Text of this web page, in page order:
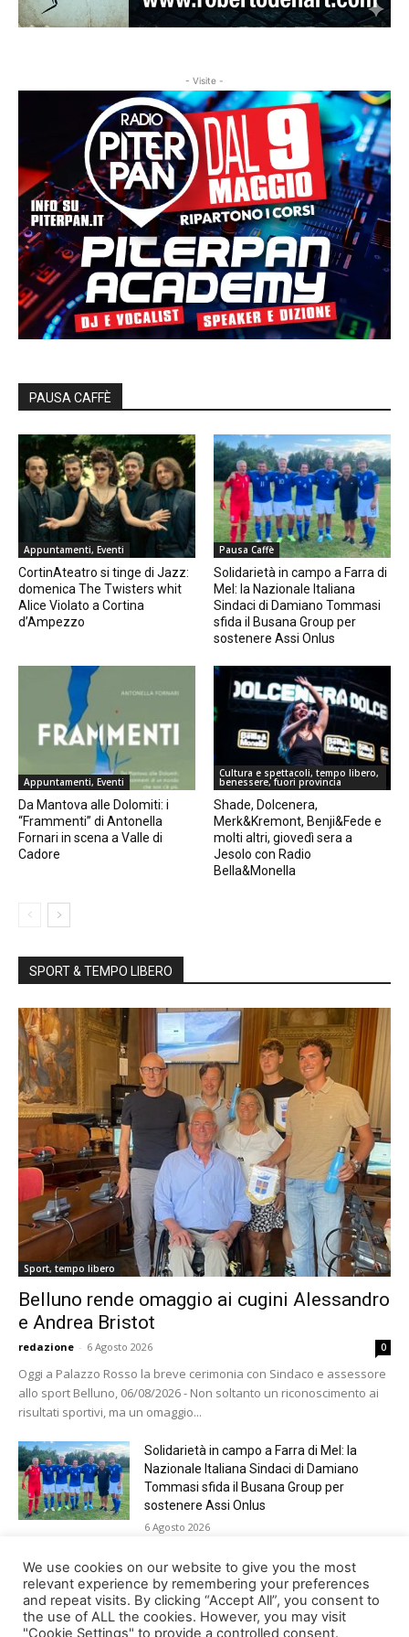
- Visite -
PAUSA CAFFÈ
Appuntamenti, Eventi
CortinAteatro si tinge di Jazz:
domenica The Twisters whit
Alice Violato a Cortina
d’Ampezzo
Pausa Caffè
Solidarietà in campo a Farra di
Mel: la Nazionale Italiana
Sindaci di Damiano Tommasi
sfida il Busana Group per
sostenere Assi Onlus
Appuntamenti, Eventi
Da Mantova alle Dolomiti: i
“Frammenti” di Antonella
Fornari in scena a Valle di
Cadore
Cultura e spettacoli, tempo libero,
benessere, fuori provincia
Shade, Dolcenera,
Merk&Kremont, Benji&Fede e
molti altri, giovedì sera a
Jesolo con Radio
Bella&Monella
SPORT & TEMPO LIBERO
Sport, tempo libero
Belluno rende omaggio ai cugini Alessandro
e Andrea Bristot
redazione - 6 Agosto 2026 0
Oggi a Palazzo Rosso la breve cerimonia con Sindaco e assessore
allo sport Belluno, 06/08/2026 - Non soltanto un riconoscimento ai
risultati sportivi, ma un omaggio...
Solidarietà in campo a Farra di Mel: la
Nazionale Italiana Sindaci di Damiano
Tommasi sfida il Busana Group per
sostenere Assi Onlus
6 Agosto 2026
Shade, Dolcenera, Merk&Kremont,
Benji&Fede e molti altri, giovedì sera a
Jesolo con Radio Bella&Monella
5 Agosto 2026
We use cookies on our website to give you the most
relevant experience by remembering your preferences
and repeat visits. By clicking “Accept All”, you consent to
the use of ALL the cookies. However, you may visit
"Cookie Settings" to provide a controlled consent.